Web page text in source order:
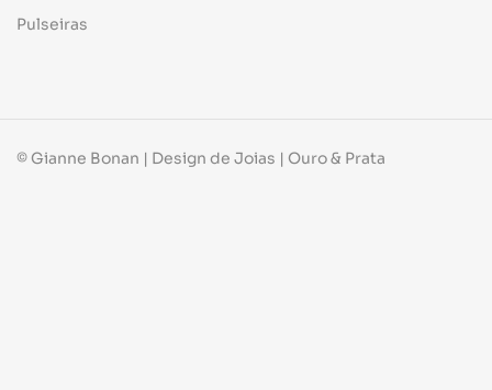
Pulseiras
© Gianne Bonan | Design de Joias | Ouro & Prata